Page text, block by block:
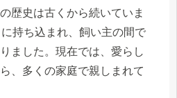
歴史は古くから続いていま
持ち込まれ、飼い主の間で
ました。現在では、愛らし
、多くの家庭で親しまれて